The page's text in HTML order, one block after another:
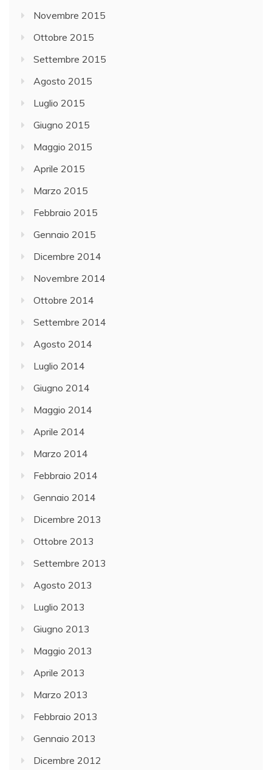
Novembre 2015
Ottobre 2015
Settembre 2015
Agosto 2015
Luglio 2015
Giugno 2015
Maggio 2015
Aprile 2015
Marzo 2015
Febbraio 2015
Gennaio 2015
Dicembre 2014
Novembre 2014
Ottobre 2014
Settembre 2014
Agosto 2014
Luglio 2014
Giugno 2014
Maggio 2014
Aprile 2014
Marzo 2014
Febbraio 2014
Gennaio 2014
Dicembre 2013
Ottobre 2013
Settembre 2013
Agosto 2013
Luglio 2013
Giugno 2013
Maggio 2013
Aprile 2013
Marzo 2013
Febbraio 2013
Gennaio 2013
Dicembre 2012